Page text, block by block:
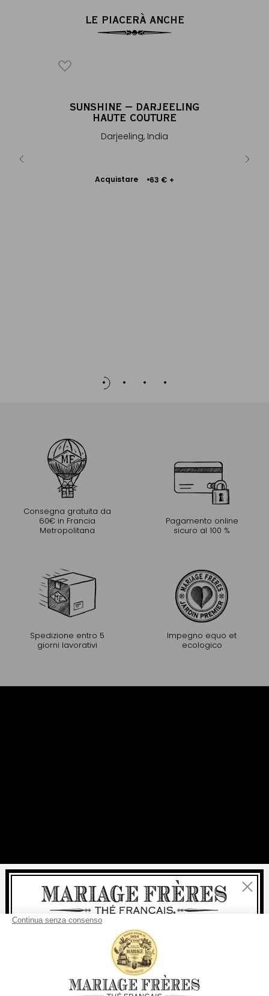
LE PIACERÀ ANCHE
SUNSHINE – DARJEELING
HAUTE COUTURE
Darjeeling, India
Acquistare 63 € +
Aggiungere
Consegna gratuita da
60€ in Francia
Metropolitana
Pagamento online
sicuro al 100 %
Spedizione entro 5
giorni lavorativi
Impegno equo et
ecologico
Chiudi
Benvenuti
Per ogni acquisto, laconsegna
da 60 € in Francia Metropolitana